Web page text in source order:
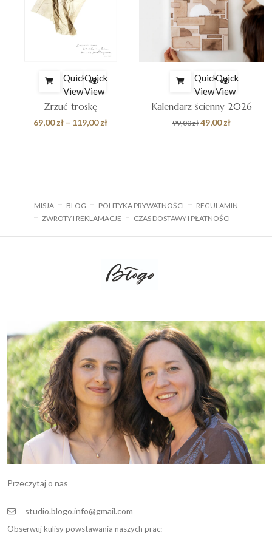
Quick
View
Quick
View
Zrzuć troskę
69,00zł – 119,00złZakres
Quick
View
Quick
View
Kalendarz ścienny 2026
99,00zł Pierwotna
49,00złAktualna
MISJA BLOG POLITYKA PRYWATNOŚCI
REGULAMIN
ZWROTY I REKLAMACJE
CZAS DOSTAWY I PŁATNOŚCI
Przeczytaj o nas
studio.blogo.info@gmail.com
Obserwuj kulisy powstawania naszych prac: